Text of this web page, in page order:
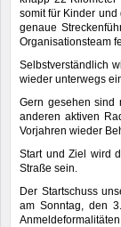
somit für Kinder
genaue
Organisationsteam
Selbstverständlich
wieder unterwegs
Gern gesehen sind
anderen aktiven
Vorjahren wieder
Start und Ziel wird
Straße sein.
Der Startschuss
am Sonntag, den